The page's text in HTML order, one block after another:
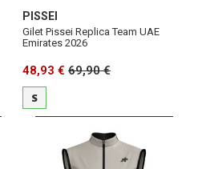
PISSEI
Gilet Pissei Replica Team UAE
Emirates 2026
48,93 € 69,90 €
S